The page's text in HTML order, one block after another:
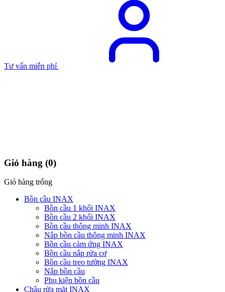
Tư vấn miễn phí
Giỏ hàng (0)
Giỏ hàng trống
Bồn cầu INAX
Bồn cầu 1 khối INAX
Bồn cầu 2 khối INAX
Bồn cầu thông minh INAX
Nắp bồn cầu thông minh INAX
Bồn cầu cảm ứng INAX
Bồn cầu nắp rửa cơ
Bồn cầu treo tường INAX
Nắp bồn cầu
Phụ kiện bồn cầu
Chậu rửa mặt INAX